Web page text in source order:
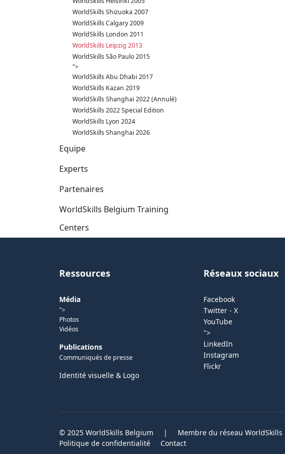
WorldSkills Shizuoka 2007
WorldSkills Calgary 2009
WorldSkills London 2011
WorldSkills Leipzig 2013
WorldSkills São Paulo 2015
">
WorldSkills Abu Dhabi 2017
WorldSkills Kazan 2019
WorldSkills Shanghai 2022 (Annulé)
WorldSkills 2022 Special Edition
WorldSkills Lyon 2024
WorldSkills Shanghai 2026
Equipe
Experts
Partenaires
WorldSkills Belgium Training
Centers
Ressources
Média
">
Photos
Vidéos
Publications
Communiqués de presse
Identité visuelle & Logo
Réseaux sociaux
Facebook
Twitter - X
YouTube
">
LinkedIn
Instagram
Flickr
© 2025 WorldSkills Belgium | Membre du réseau WorldSkills
Politique de confidentialité
Contact